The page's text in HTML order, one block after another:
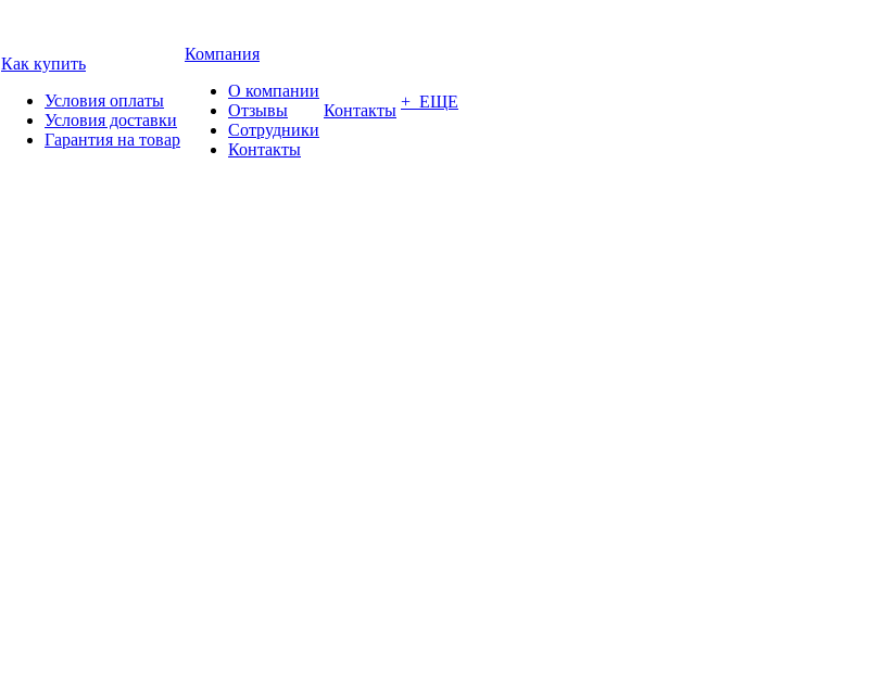
Как купить
Условия оплаты
Условия доставки
Гарантия на товар
Компания
О компании
Отзывы
Сотрудники
Контакты
Контакты + ЕЩЕ